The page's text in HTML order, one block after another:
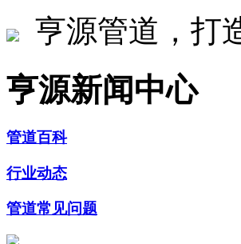
亨源管道，打
亨源新闻中心
管道百科
行业动态
管道常见问题